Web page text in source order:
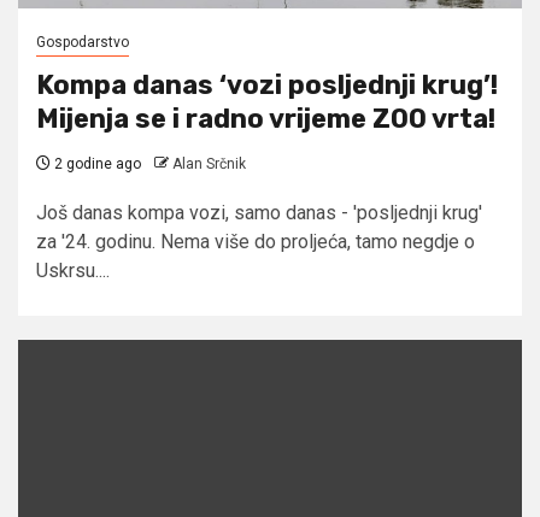
Gospodarstvo
Kompa danas ‘vozi posljednji krug’!
Mijenja se i radno vrijeme ZOO vrta!
2 godine ago Alan Srčnik
Još danas kompa vozi, samo danas - 'posljednji krug'
za '24. godinu. Nema više do proljeća, tamo negdje o
Uskrsu....